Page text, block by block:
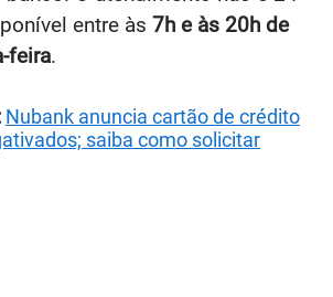
entre às 7h e às 20h de
feira.
Nubank anuncia cartão de crédito
saiba como solicitar